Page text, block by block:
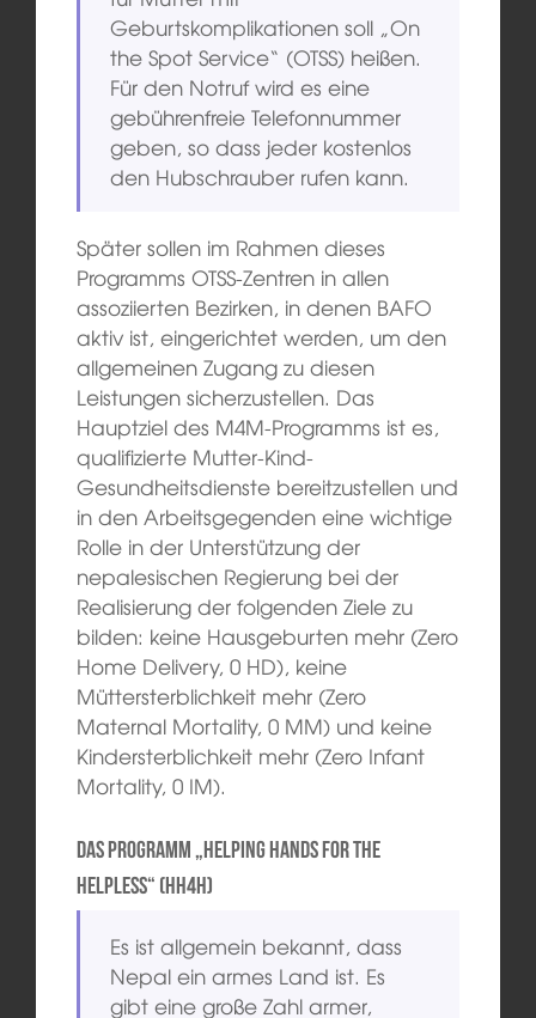
Geburtskomplikationen soll „On
the Spot Service“ (OTSS) heißen.
Für den Notruf wird es eine
gebührenfreie Telefonnummer
geben, so dass jeder kostenlos
den Hubschrauber rufen kann.
Später sollen im Rahmen dieses
Programms OTSS-Zentren in allen
assoziierten Bezirken, in denen BAFO
aktiv ist, eingerichtet werden, um den
allgemeinen Zugang zu diesen
Leistungen sicherzustellen. Das
Hauptziel des M4M-Programms ist es,
qualifizierte Mutter-Kind-
Gesundheitsdienste bereitzustellen und
in den Arbeitsgegenden eine wichtige
Rolle in der Unterstützung der
nepalesischen Regierung bei der
Realisierung der folgenden Ziele zu
bilden: keine Hausgeburten mehr (Zero
Home Delivery, 0 HD), keine
Müttersterblichkeit mehr (Zero
Maternal Mortality, 0 MM) und keine
Kindersterblichkeit mehr (Zero Infant
Mortality, 0 IM).
Das Programm „Helping Hands for the
Helpless“ (HH4H)
Es ist allgemein bekannt, dass
Nepal ein armes Land ist. Es
gibt eine große Zahl armer,